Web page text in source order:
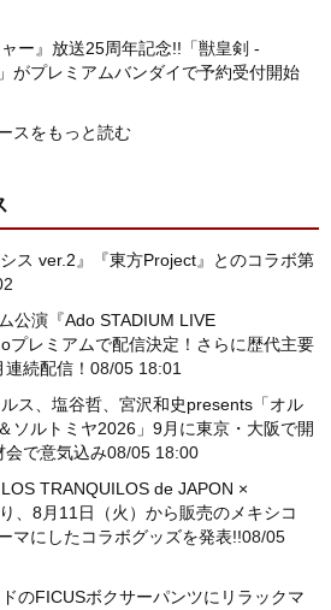
ャー』放送25周年記念!!「獣皇剣 -
がプレミアムバンダイで予約受付開始
スをもっと読む
ス ver.2』『東方Project』とのコラボ第
公演『Ado STADIUM LIVE
プレミアムで配信決定！さらに歴代主要
続配信！ 08/05 18:01
ス、塩谷哲、宮沢和史presents「オル
ソルトミヤ2026」9月に東京・大阪で開
で意気込み08/05 18:00
TRANQUILOS de JAPON ×
、8月11日（火）から販売のメキシコ
マにしたコラボグッズを発表!!08/05
のFICUSボクサーパンツにリラックマ